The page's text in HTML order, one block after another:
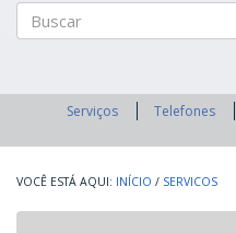
Serviços Telefones
INÍCIO / SERVICOS